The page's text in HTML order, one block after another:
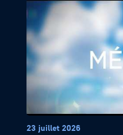
23 juillet 2026